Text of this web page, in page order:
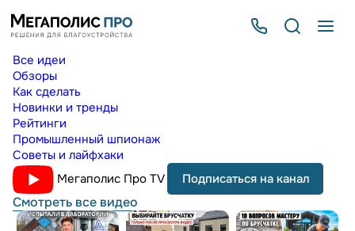
Все идеи
Обзоры
Как сделать
Новинки и тренды
Рейтинги
Промышленный шпионаж
Советы и лайфхаки
Мегаполис Про TV
Подписаться на канал
Смотреть все видео